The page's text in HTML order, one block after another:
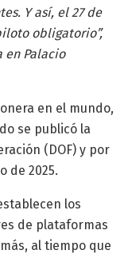
Y así, el 27 de
obligatorio”,
en Palacio
en el mundo,
se publicó la
(DOF) y por
de 2025.
los
de plataformas
al tiempo que